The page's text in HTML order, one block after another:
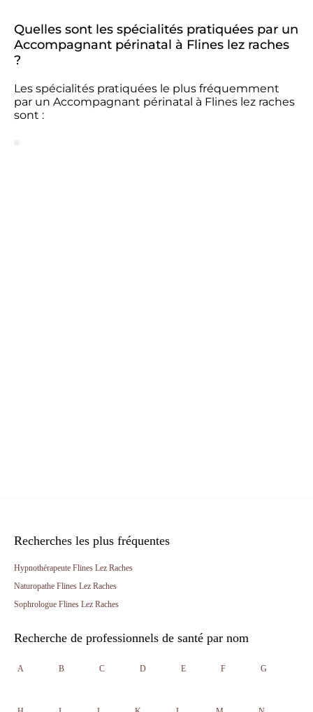
Quelles sont les spécialités pratiquées par un
Accompagnant périnatal à Flines lez raches
?
Les spécialités pratiquées le plus fréquemment
par un Accompagnant périnatal à Flines lez raches
sont :
Recherches les plus fréquentes
Hypnothérapeute Flines Lez Raches
Naturopathe Flines Lez Raches
Sophrologue Flines Lez Raches
Recherche de professionnels de santé par nom
A B C D E F G